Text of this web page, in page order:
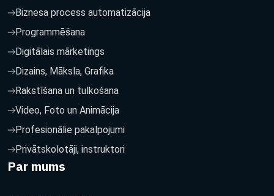
Biznesa process automatizācija
Programmēšana
Digitālais mārketings
Dizains, Māksla, Grafika
Rakstīšana un tulkošana
Video, Foto un Animācija
Profesionālie pakalpojumi
Privātskolotāji, instruktori
Par mums